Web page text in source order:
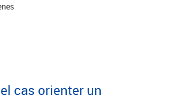
cas orienter un